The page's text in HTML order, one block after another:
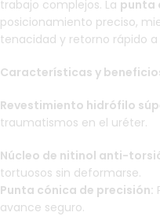
trabajo complejos. La punta
posicionamiento preciso,
tenacidad y retorno rápido
Características y
Revestimiento hidrófilo
traumatismos en el uréter.
Núcleo de nitinol anti-
tortuosos sin deformarse.
Punta cónica de precisión:
avance seguro.